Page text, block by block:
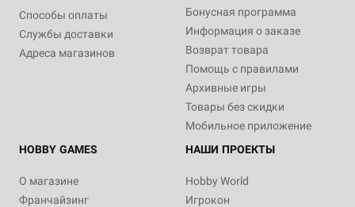
Способы оплаты
Службы доставки
Адреса магазинов
Бонусная программа
Информация о заказе
Возврат товара
Помощь с правилами
Архивные игры
Товары без скидки
Мобильное приложение
HOBBY GAMES
О магазине
Франчайзинг
НАШИ ПРОЕКТЫ
Hobby World
Игрокон